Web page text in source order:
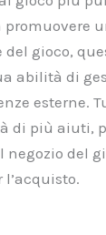
promuovere
del gioco,
abilità di
esterne.
di più aiuti,
del